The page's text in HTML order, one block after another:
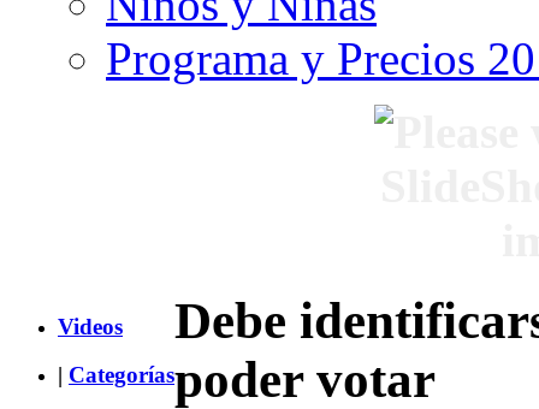
Programa y Precios
Videos
| Categorías
Debe
poder votar